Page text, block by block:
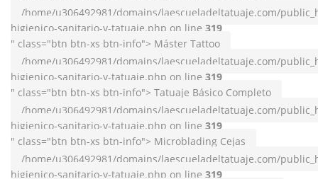
/home/u306492981/domains/laescueladeltatuaje.com/
higienico-sanitario-y-tatuaje.php on line 319
" class="btn btn-xs btn-info"> Máster Tattoo
/home/u306492981/domains/laescueladeltatuaje.com/
higienico-sanitario-y-tatuaje.php on line 319
" class="btn btn-xs btn-info"> Tatuaje Básico Completo
/home/u306492981/domains/laescueladeltatuaje.com/
higienico-sanitario-y-tatuaje.php on line 319
" class="btn btn-xs btn-info"> Microblading Cejas
/home/u306492981/domains/laescueladeltatuaje.com/
higienico-sanitario-y-tatuaje.php on line 319